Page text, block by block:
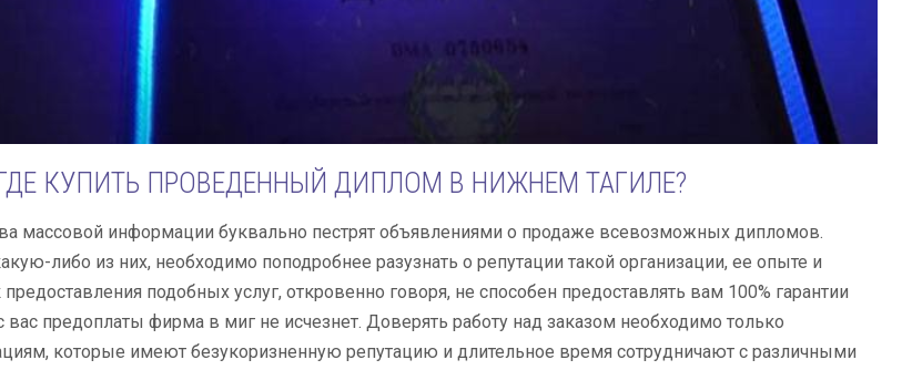
КУПИТЬ ПРОВЕДЕННЫЙ ДИПЛОМ В НИЖНЕМ ТАГИЛЕ?
массовой информации буквально пестрят объявлениями о продаже всевозможных дипломов.
либо из них, необходимо поподробнее разузнать о репутации такой организации, ее опыте и
подобных услуг, откровенно говоря, не способен предоставлять вам 100% гарантии
вас предоплаты фирма в миг не исчезнет. Доверять работу над заказом необходимо только
которые имеют безукоризненную репутацию и длительное время сотрудничают с различными